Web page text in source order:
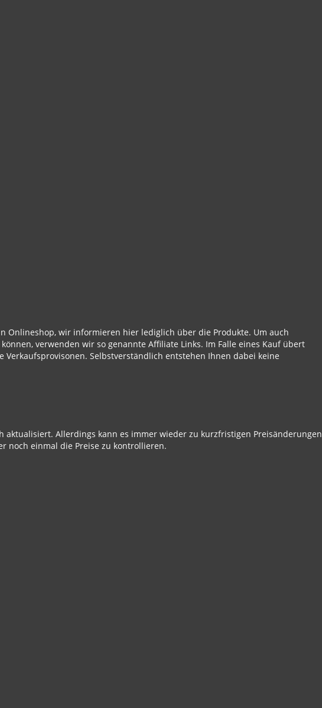
Onlineshop, wir informieren hier lediglich über die Produkte. Um auch
verwenden wir so genannte Affiliate Links. Im Falle eines Kauf übert
Selbstverständlich entstehen Ihnen dabei keine
aktualisiert. Allerdings kann es immer wieder zu kurzfristigen Preisänderungen
noch einmal die Preise zu kontrollieren.